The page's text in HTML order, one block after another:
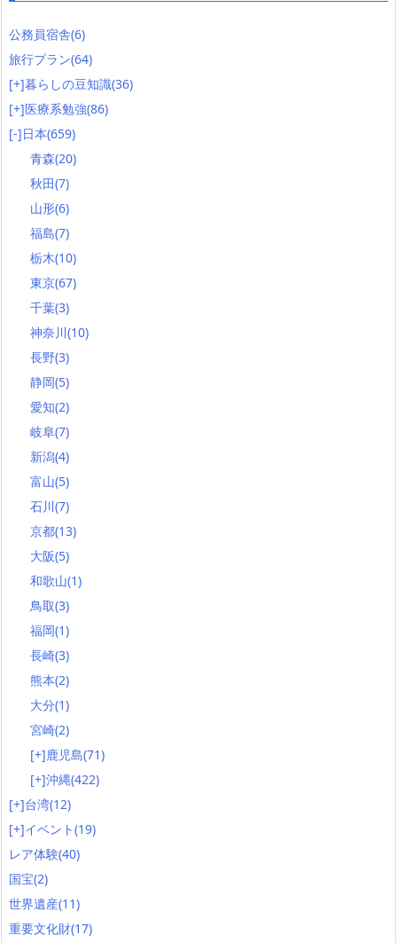
公務員宿舎(6)
旅行プラン(64)
[+]暮らしの豆知識(36)
[+]医療系勉強(86)
[-]日本(659)
青森(20)
秋田(7)
山形(6)
福島(7)
栃木(10)
東京(67)
千葉(3)
神奈川(10)
長野(3)
静岡(5)
愛知(2)
岐阜(7)
新潟(4)
富山(5)
石川(7)
京都(13)
大阪(5)
和歌山(1)
鳥取(3)
福岡(1)
長崎(3)
熊本(2)
大分(1)
宮崎(2)
[+]鹿児島(71)
[+]沖縄(422)
[+]台湾(12)
[+]イベント(19)
レア体験(40)
国宝(2)
世界遺産(11)
重要文化財(17)